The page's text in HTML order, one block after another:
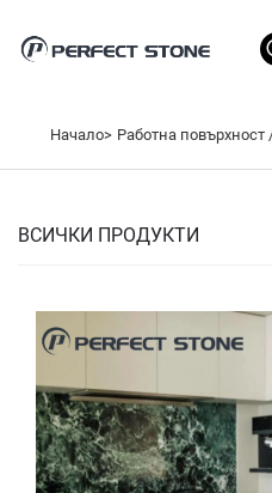
Начало> Работна повърхност
ВСИЧКИ ПРОДУКТИ